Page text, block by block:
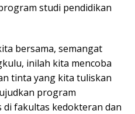
studi pendidikan
bersama, semangat
inilah kita mencoba
tinta yang kita tuliskan
program
fakultas kedokteran dan